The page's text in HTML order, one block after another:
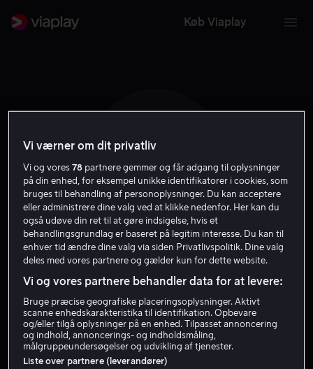
Køb Viaplay
E V
Erin Vassilopoulos
Instruktør
Vi værner om dit privatliv
Vi og vores78 partnere gemmer og får adgang til oplysninger
på din enhed, for eksempel unikke identifikatorer i cookies, som
bruges til behandling af personoplysninger. Du kan acceptere
eller administrere dine valg ved at klikke nedenfor. Her kan du
også udøve din ret til at gøre indsigelse, hvis et
behandlingsgrundlag er baseret på legitim interesse. Du kan til
enhver tid ændre dine valg via siden Privatlivspolitik. Dine valg
deles med vores partnere og gælder kun for dette website.
Vi og vores partnere behandler data for at levere:
Bruge præcise geografiske placeringsoplysninger. Aktivt
scanne enhedskarakteristika til identifikation. Opbevare
og/eller tilgå oplysninger på en enhed. Tilpasset annoncering
og indhold, annoncerings- og indholdsmåling,
målgruppeundersøgelser og udvikling af tjenester.
Liste over partnere (leverandører)